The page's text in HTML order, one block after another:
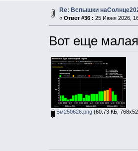
Re: Вспышки
« Ответ #36 : 25 Июня 2026,
Вот еще
Бм250626.png(60.73 КБ,